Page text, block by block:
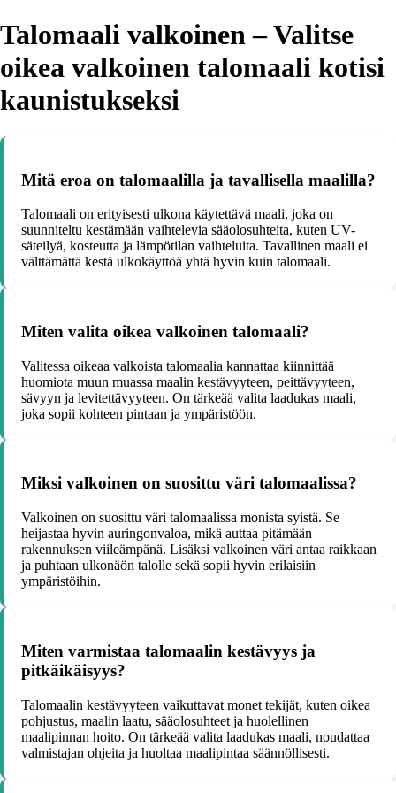
Talomaali valkoinen – Valitse
oikea valkoinen talomaali kotisi
kaunistukseksi
Mitä eroa on talomaalilla ja tavallisella maalilla?
Talomaali on erityisesti ulkona käytettävä maali, joka on
suunniteltu kestämään vaihtelevia sääolosuhteita, kuten UV-
säteilyä, kosteutta ja lämpötilan vaihteluita. Tavallinen maali ei
välttämättä kestä ulkokäyttöä yhtä hyvin kuin talomaali.
Miten valita oikea valkoinen talomaali?
Valitessa oikeaa valkoista talomaalia kannattaa kiinnittää
huomiota muun muassa maalin kestävyyteen, peittävyyteen,
sävyyn ja levitettävyyteen. On tärkeää valita laadukas maali,
joka sopii kohteen pintaan ja ympäristöön.
Miksi valkoinen on suosittu väri talomaalissa?
Valkoinen on suosittu väri talomaalissa monista syistä. Se
heijastaa hyvin auringonvaloa, mikä auttaa pitämään
rakennuksen viileämpänä. Lisäksi valkoinen väri antaa raikkaan
ja puhtaan ulkonäön talolle sekä sopii hyvin erilaisiin
ympäristöihin.
Miten varmistaa talomaalin kestävyys ja
pitkäikäisyys?
Talomaalin kestävyyteen vaikuttavat monet tekijät, kuten oikea
pohjustus, maalin laatu, sääolosuhteet ja huolellinen
maalipinnan hoito. On tärkeää valita laadukas maali, noudattaa
valmistajan ohjeita ja huoltaa maalipintaa säännöllisesti.